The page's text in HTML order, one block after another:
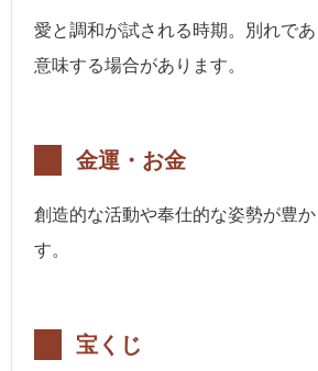
愛と調和が試される時期。別れで
意味する場合があります。
金運・お金
創造的な活動や奉仕的な姿勢が豊
す。
宝くじ